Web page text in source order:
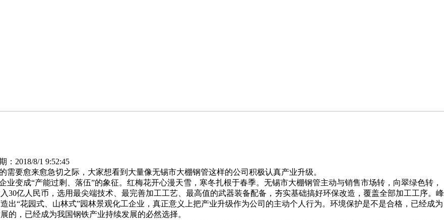
：2018/8/1 9:52:45
要愈来愈急切之际，大家想看到大量像无锡市大棚钢管这样的公司积极认真产业升级。
变成“产能过剩、落伍”的象征。红梅花开心漫天雪，寒冬扎根于春季。无锡市大棚钢管主动与销售市场转，向翠绿色转，
30亿人民币，选用最尖端技术、最完善加工工艺、最高值的武器装备配备，夯实基础搞好环保改造，覆盖全部加工工序。峰
出“花园式、山林式”园林景观化工企业，真正意义上把产业升级作为公司的主动个人行为。环境保护是不是合格，已经成为
的，已经成为我国钢铁产业持续发展的必然选择。